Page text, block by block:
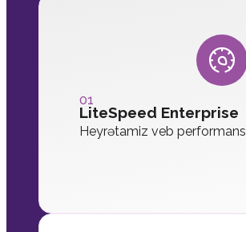
01
LiteSpeed Enterprise
Heyrətamiz veb performans